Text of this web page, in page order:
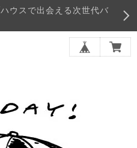
ウスで出会える次世代バ